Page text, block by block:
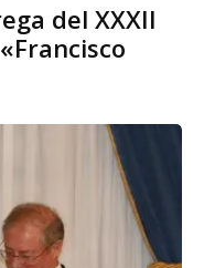
del XXXII